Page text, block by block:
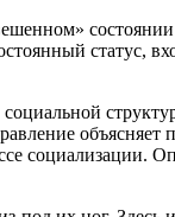
состоянии
статус,
социализации.